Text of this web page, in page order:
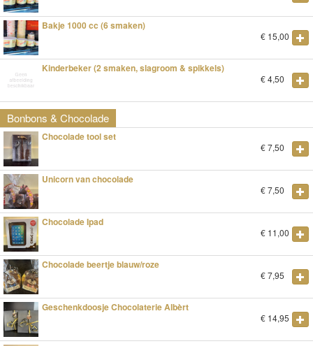
€ 15,00
Bakje 1000 cc (6 smaken)
€4,50
Kinderbeker (2 smaken, slagroom & spikkels)
Bonbons & Chocolade
€7,50
Chocolade tool set
€7,50
Unicorn van chocolade
€ 11,00
Chocolade Ipad
€7,95
Chocolade beertje blauw/roze
€ 14,95
Geschenkdoosje Chocolaterie Albèrt